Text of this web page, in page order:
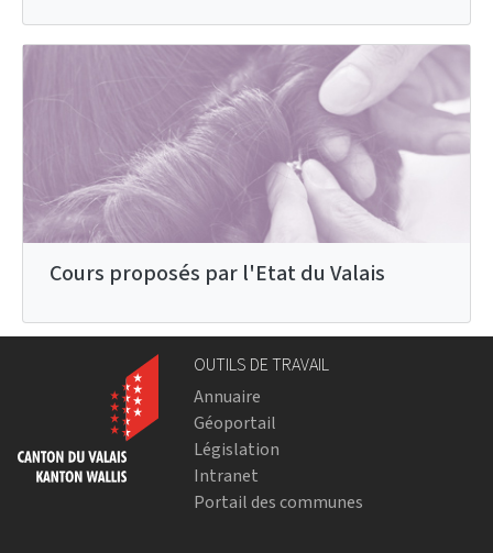
Cours proposés par l'Etat du Valais
OUTILS DE TRAVAIL
Annuaire
Géoportail
Législation
Intranet
Portail des communes